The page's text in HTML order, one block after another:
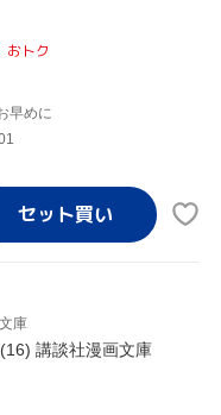
おトク
早めに
庫
講談社漫画文庫